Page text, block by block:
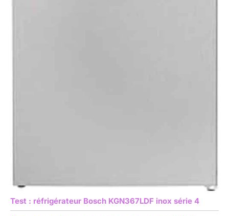
Test : réfrigérateur Bosch KGN367LDF inox série 4